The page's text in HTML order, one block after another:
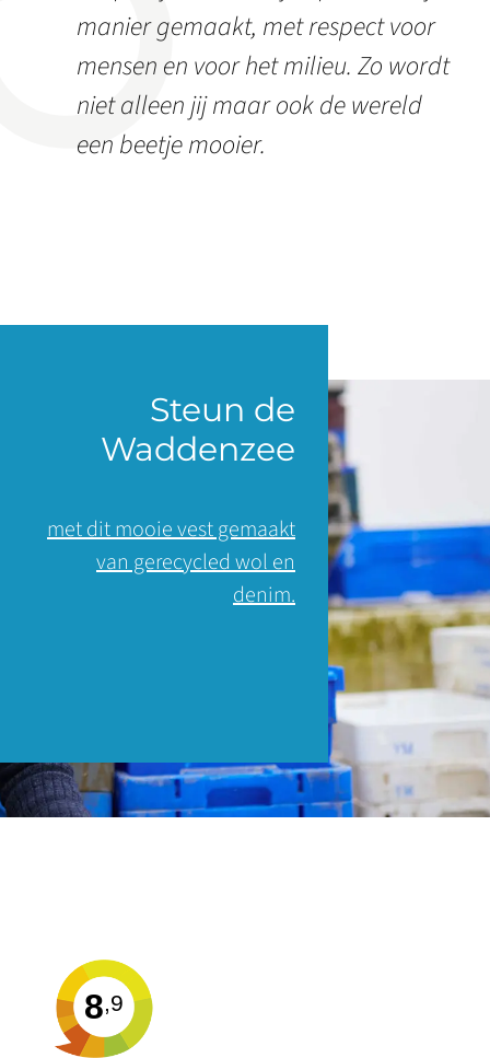
manier gemaakt, met respect voor
mensen en voor het milieu. Zo wordt
niet alleen jij maar ook de wereld
een beetje mooier.
Steun de
Waddenzee
met dit mooie vest gemaakt
van gerecycled wol en
denim.
8,9